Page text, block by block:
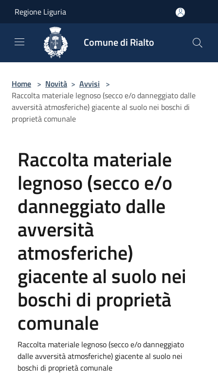
Regione Liguria
Comune di Rialto
Home > Novità > Avvisi >
Raccolta materiale legnoso (secco e/o danneggiato dalle
avversità atmosferiche) giacente al suolo nei boschi di
proprietà comunale
Raccolta materiale
legnoso (secco e/o
danneggiato dalle
avversità
atmosferiche)
giacente al suolo nei
boschi di proprietà
comunale
Raccolta materiale legnoso (secco e/o danneggiato
dalle avversità atmosferiche) giacente al suolo nei
boschi di proprietà comunale